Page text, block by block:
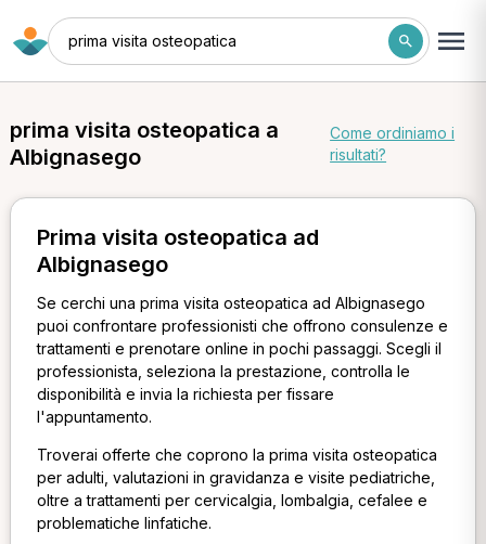
prima visita osteopatica
prima visita osteopatica a
Albignasego
Come ordiniamo i
risultati?
Prima visita osteopatica ad
Albignasego
Se cerchi una prima visita osteopatica ad Albignasego
puoi confrontare professionisti che offrono consulenze e
trattamenti e prenotare online in pochi passaggi. Scegli il
professionista, seleziona la prestazione, controlla le
disponibilità e invia la richiesta per fissare
l'appuntamento.
Troverai offerte che coprono la prima visita osteopatica
per adulti, valutazioni in gravidanza e visite pediatriche,
oltre a trattamenti per cervicalgia, lombalgia, cefalee e
problematiche linfatiche.